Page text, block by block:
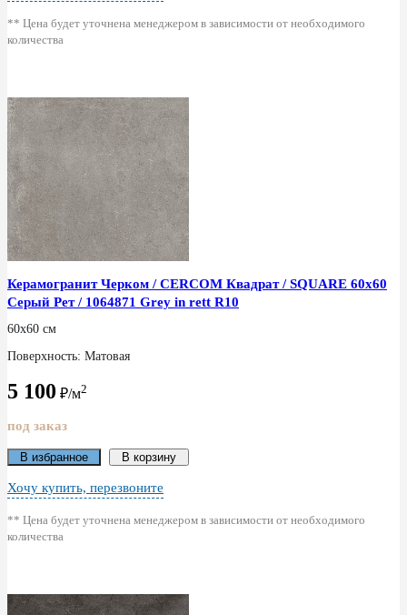
** Цена будет уточнена менеджером в зависимости от необходимого
количества
Керамогранит Черком / CERCOM Квадрат / SQUARE 60x60
Серый Рет / 1064871 Grey in rett R10
60x60 см
Поверхность: Матовая
5 100 ₽/м2
под заказ
В избранное В корзину
Хочу купить, перезвоните
** Цена будет уточнена менеджером в зависимости от необходимого
количества